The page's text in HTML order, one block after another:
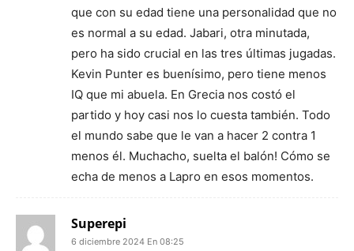
que con su edad tiene una personalidad que no
es normal a su edad. Jabari, otra minutada,
pero ha sido crucial en las tres últimas jugadas.
Kevin Punter es buenísimo, pero tiene menos
IQ que mi abuela. En Grecia nos costó el
partido y hoy casi nos lo cuesta también. Todo
el mundo sabe que le van a hacer 2 contra 1
menos él. Muchacho, suelta el balón! Cómo se
echa de menos a Lapro en esos momentos.
Superepi
6 diciembre 2024 En 08:25